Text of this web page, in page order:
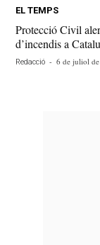
EL TEMPS
Protecció Civil
d’incendis a
Redacció - 6 de juliol